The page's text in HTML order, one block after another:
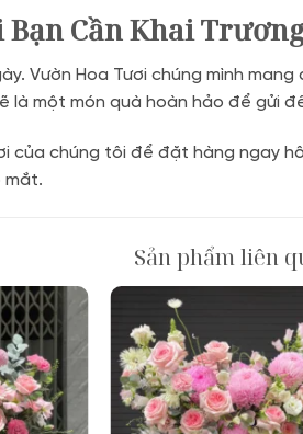
Cần Khai
Vườn Hoa Tươi chúng mình
là một món quà hoàn hảo để gửi
của chúng tôi để đặt hàng ngay
mắt.
Sản phẩm liên